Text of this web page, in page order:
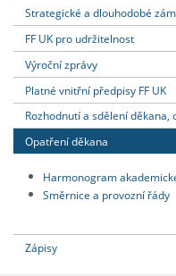
Strategické a dlouhodobé
FF UK pro udržitelnost
Výroční zprávy
Platné vnitřní předpisy FF UK
Rozhodnutí a sdělení
Opatření děkana
Harmonogram
Směrnice a provozní řády
Zápisy